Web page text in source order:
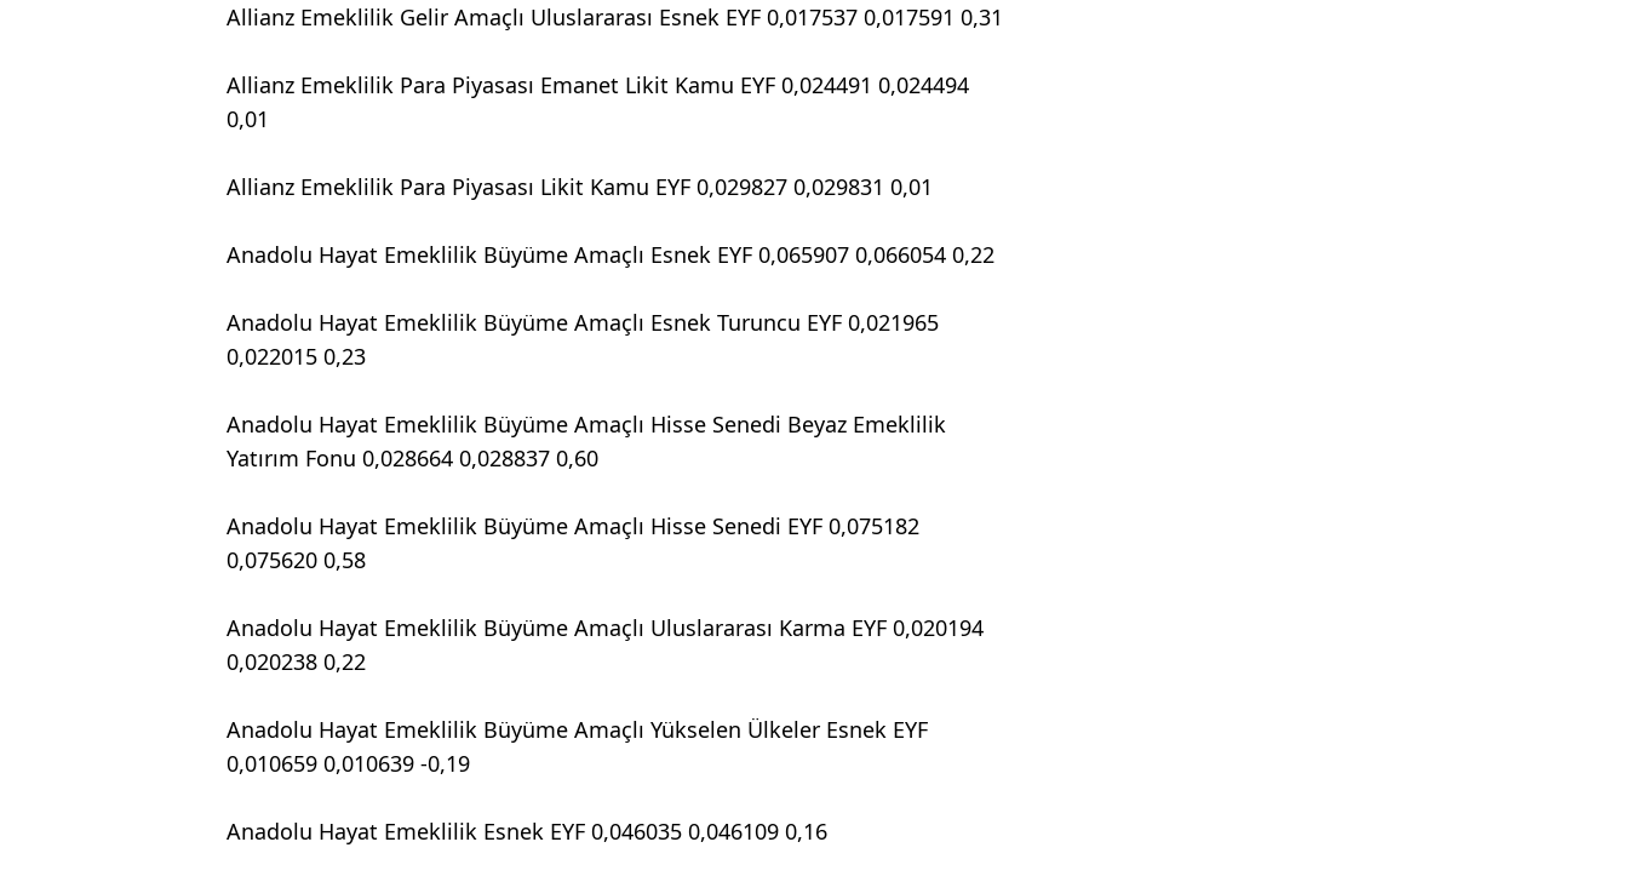
Allianz Emeklilik Gelir Amaçlı Uluslararası Esnek EYF 0,017537 0,017591 0,31
Allianz Emeklilik Para Piyasası Emanet Likit Kamu EYF 0,024491 0,024494
0,01
Allianz Emeklilik Para Piyasası Likit Kamu EYF 0,029827 0,029831 0,01
Anadolu Hayat Emeklilik Büyüme Amaçlı Esnek EYF 0,065907 0,066054 0,22
Anadolu Hayat Emeklilik Büyüme Amaçlı Esnek Turuncu EYF 0,021965
0,022015 0,23
Anadolu Hayat Emeklilik Büyüme Amaçlı Hisse Senedi Beyaz Emeklilik
Yatırım Fonu 0,028664 0,028837 0,60
Anadolu Hayat Emeklilik Büyüme Amaçlı Hisse Senedi EYF 0,075182
0,075620 0,58
Anadolu Hayat Emeklilik Büyüme Amaçlı Uluslararası Karma EYF 0,020194
0,020238 0,22
Anadolu Hayat Emeklilik Büyüme Amaçlı Yükselen Ülkeler Esnek EYF
0,010659 0,010639 -0,19
Anadolu Hayat Emeklilik Esnek EYF 0,046035 0,046109 0,16